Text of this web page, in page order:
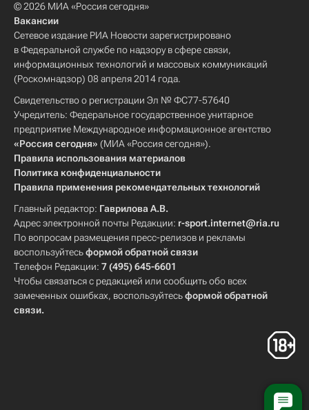
© 2026 МИА «Россия сегодня»
Вакансии
Сетевое издание РИА Новости зарегистрировано
в Федеральной службе по надзору в сфере связи,
информационных технологий и массовых коммуникаций
(Роскомнадзор) 08 апреля 2014 года.
Свидетельство о регистрации Эл № ФС77-57640
Учредитель: Федеральное государственное унитарное
предприятие Международное информационное агентство
«Россия сегодня» (МИА «Россия сегодня»).
Правила использования материалов
Политика конфиденциальности
Правила применения рекомендательных технологий
Главный редактор: Гаврилова А.В.
Адрес электронной почты Редакции: r-sport.internet@ria.ru
По вопросам размещения пресс-релизов и рекламы
воспользуйтесьформой обратной связи
Телефон Редакции: 7 (495) 645-6601
Чтобы связаться с редакцией или сообщить обо всех
замеченных ошибках, воспользуйтесьформой обратной
связи.